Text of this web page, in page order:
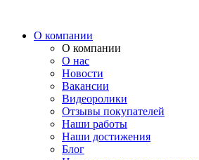
О компании
О компании
О нас
Новости
Вакансии
Видеоролики
Отзывы покупателей
Наши работы
Наши достижения
Блог